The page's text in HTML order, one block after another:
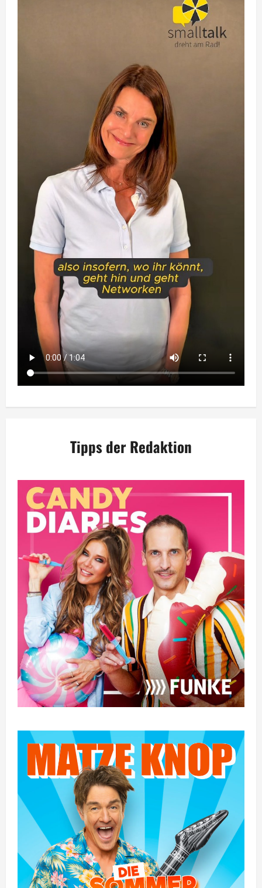
Tipps der Redaktion